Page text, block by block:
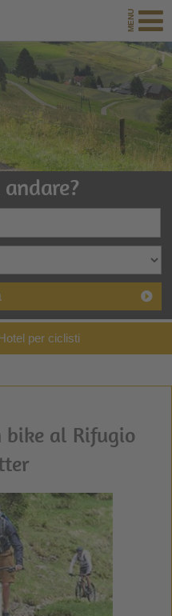
per ciclisti
bike al Rifugio